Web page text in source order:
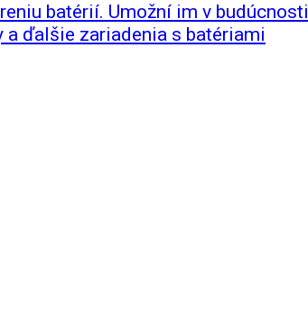
batérií. Umožní im v budúcnosti
ďalšie zariadenia s batériami